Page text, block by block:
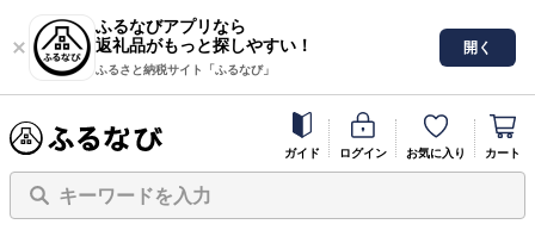
ふるなびアプリなら
返礼品がもっと探しやすい！
ふるさと納税サイト「ふるなび」
開く
ガイド ログイン お気に入り カート
キーワードを入力